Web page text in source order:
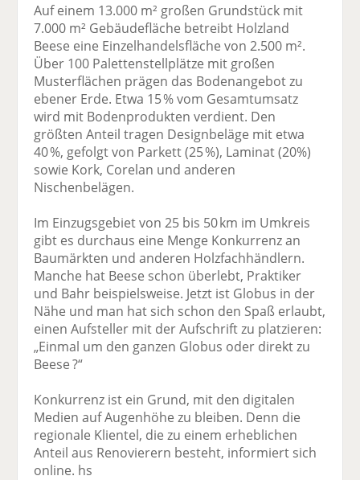
Auf einem 13.000 m² großen Grundstück mit
7.000 m² Gebäudefläche betreibt Holzland
Beese eine Einzelhandelsfläche von 2.500 m².
Über 100 Palettenstellplätze mit großen
Musterflächen prägen das Bodenangebot zu
ebener Erde. Etwa 15 % vom Gesamtumsatz
wird mit Bodenprodukten verdient. Den
größten Anteil tragen Designbeläge mit etwa
40 %, gefolgt von Parkett (25 %), Laminat (20%)
sowie Kork, Corelan und anderen
Nischenbelägen.
Im Einzugsgebiet von 25 bis 50 km im Umkreis
gibt es durchaus eine Menge Konkurrenz an
Baumärkten und anderen Holzfachhändlern.
Manche hat Beese schon überlebt, Praktiker
und Bahr beispielsweise. Jetzt ist Globus in der
Nähe und man hat sich schon den Spaß erlaubt,
einen Aufsteller mit der Aufschrift zu platzieren:
„Einmal um den ganzen Globus oder direkt zu
Beese ?“
Konkurrenz ist ein Grund, mit den digitalen
Medien auf Augenhöhe zu bleiben. Denn die
regionale Klientel, die zu einem erheblichen
Anteil aus Renovierern besteht, informiert sich
online. hs